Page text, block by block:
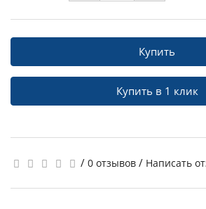
Купить
Купить в 1 клик
/ 0 отзывов / Написать